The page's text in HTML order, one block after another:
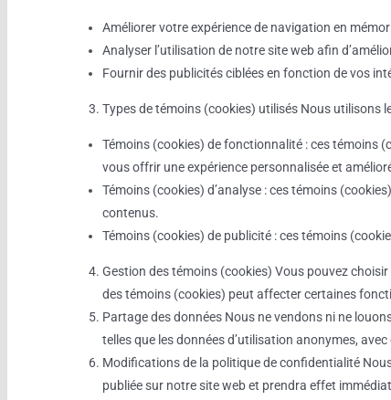
Améliorer votre expérience de navigation en
Analyser l’utilisation de notre site web afin
Fournir des publicités ciblées en fonction de vos
Types de témoins (cookies) utilisés Nous utilisons
Témoins (cookies) de fonctionnalité : ces témoins
vous offrir une expérience personnalisée et
Témoins (cookies) d’analyse : ces témoins
contenus.
Témoins (cookies) de publicité : ces témoins
Gestion des témoins (cookies) Vous pouvez
des témoins (cookies) peut affecter certaines
Partage des données Nous ne vendons ni ne
telles que les données d’utilisation anonymes,
Modifications de la politique de confidentialité
publiée sur notre site web et prendra effet